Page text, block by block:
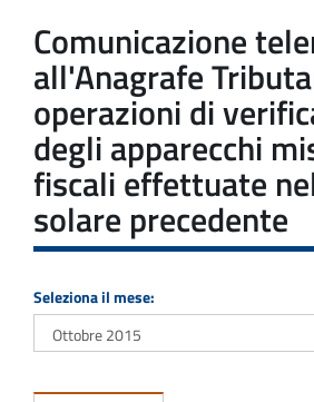
Comunicazione
all'Anagrafe
operazioni di
degli apparecchi
fiscali effettuate
solare precedente
Seleziona il mese: